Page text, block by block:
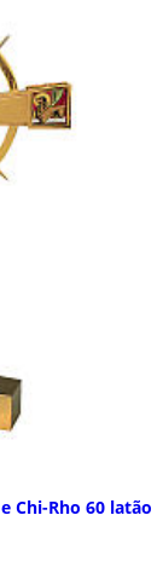
Chi-Rho 60 latão